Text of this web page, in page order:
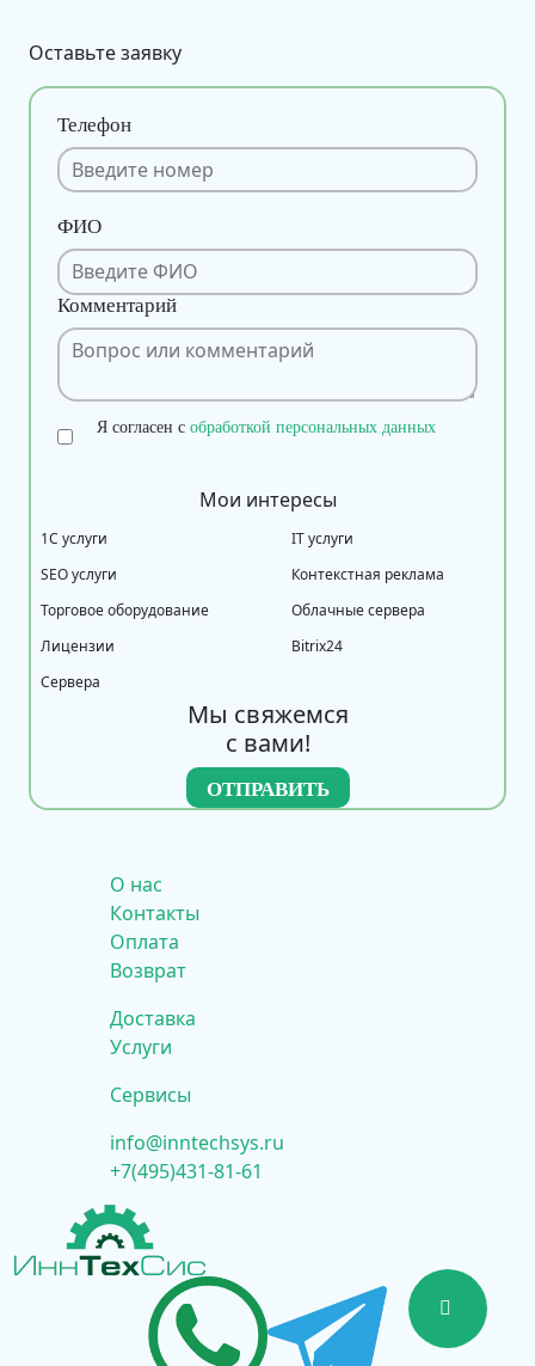
Оставьте заявку
Телефон
ФИО
Комментарий
Я согласен с обработкой персональных данных
Мои интересы
1С услуги
IT услуги
SEO услуги
Контекстная реклама
Торговое оборудование
Облачные сервера
Лицензии
Bitrix24
Сервера
Мы свяжемся
с вами!
О нас
Контакты
Оплата
Возврат
Доставка
Услуги
Сервисы
info@inntechsys.ru
+7(495)431-81-61